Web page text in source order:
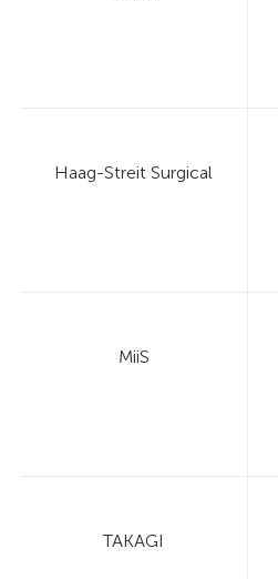
Haag-Streit Surgical
MiiS
TAKAGI